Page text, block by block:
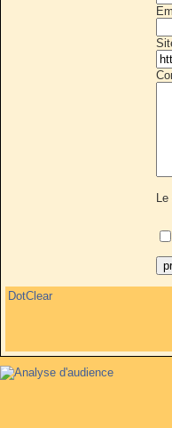
Le
DotClear